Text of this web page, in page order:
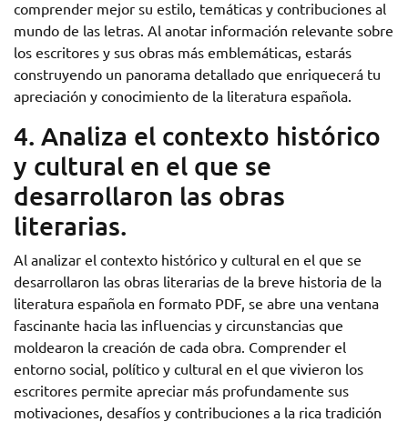
comprender mejor su estilo, temáticas y contribuciones al
mundo de las letras. Al anotar información relevante sobre
los escritores y sus obras más emblemáticas, estarás
construyendo un panorama detallado que enriquecerá tu
apreciación y conocimiento de la literatura española.
4. Analiza el contexto histórico
y cultural en el que se
desarrollaron las obras
literarias.
Al analizar el contexto histórico y cultural en el que se
desarrollaron las obras literarias de la breve historia de la
literatura española en formato PDF, se abre una ventana
fascinante hacia las influencias y circunstancias que
moldearon la creación de cada obra. Comprender el
entorno social, político y cultural en el que vivieron los
escritores permite apreciar más profundamente sus
motivaciones, desafíos y contribuciones a la rica tradición